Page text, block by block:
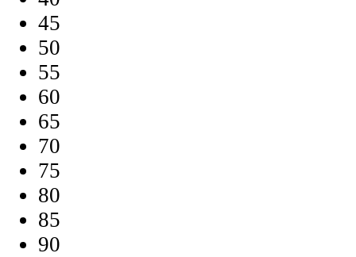
45
50
55
60
65
70
75
80
85
90